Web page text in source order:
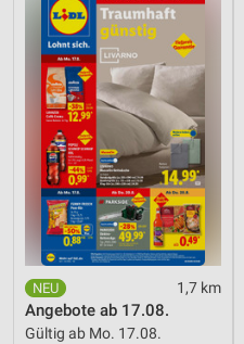
1,7 km
Angebote ab 17.08.
Gültig ab Mo. 17.08.